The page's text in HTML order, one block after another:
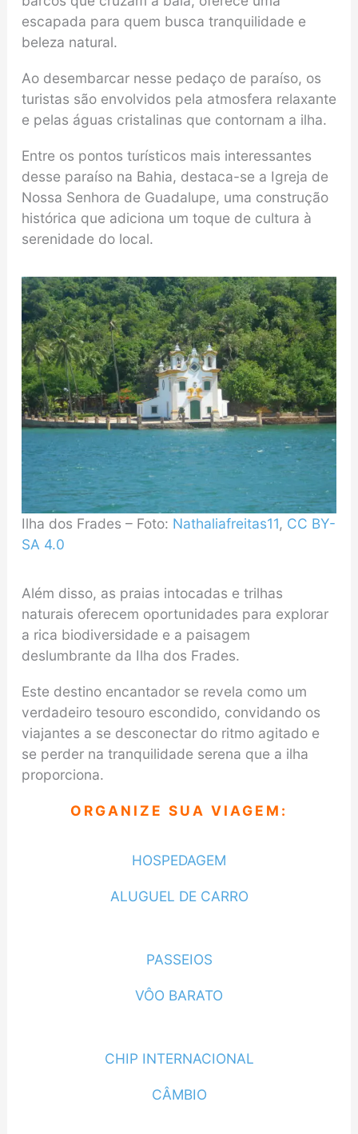
escapada para quem busca tranquilidade e
beleza natural.
Ao desembarcar nesse pedaço de paraíso, os
turistas são envolvidos pela atmosfera relaxante
e pelas águas cristalinas que contornam a ilha.
Entre os pontos turísticos mais interessantes
desse paraíso na Bahia, destaca-se a Igreja de
Nossa Senhora de Guadalupe, uma construção
histórica que adiciona um toque de cultura à
serenidade do local.
Ilha dos Frades – Foto: Nathaliafreitas11, CC BY-
SA 4.0
Além disso, as praias intocadas e trilhas
naturais oferecem oportunidades para explorar
a rica biodiversidade e a paisagem
deslumbrante da Ilha dos Frades.
Este destino encantador se revela como um
verdadeiro tesouro escondido, convidando os
viajantes a se desconectar do ritmo agitado e
se perder na tranquilidade serena que a ilha
proporciona.
ORGANIZE SUA VIAGEM:
HOSPEDAGEM
ALUGUEL DE CARRO
PASSEIOS
VÔO BARATO
CHIP INTERNACIONAL
CÂMBIO